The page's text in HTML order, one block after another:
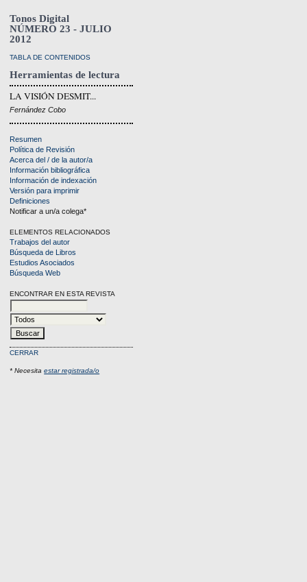
Tonos Digital
NÚMERO 23 - JULIO
2012
TABLA DE CONTENIDOS
Herramientas de lectura
LA VISIÓN DESMIT...
Fernández Cobo
Resumen
Política de Revisión
Acerca del / de la autor/a
Información bibliográfica
Información de indexación
Versión para imprimir
Definiciones
Notificar a un/a colega*
ELEMENTOS RELACIONADOS
Trabajos del autor
Búsqueda de Libros
Estudios Asociados
Búsqueda Web
ENCONTRAR EN ESTA REVISTA
CERRAR
* Necesitaestar registrada/o